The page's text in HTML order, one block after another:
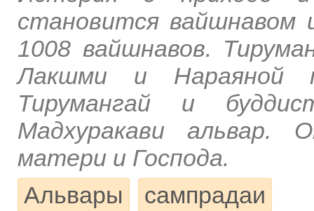
становится вайшнавом
1008 вайшнавов.
Лакшми и Нараяной
Тирумангай и
Мадхуракави
матери и Господа.
Альвары
сампрадаи